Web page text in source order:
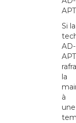
APT
Si la
AD-
APT
la
à
une